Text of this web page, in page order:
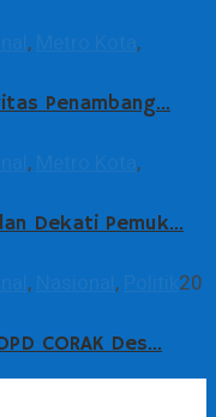
,
,
Penambang…
,
,
Dekati Pemuk…
, ,
20
CORAK Des…